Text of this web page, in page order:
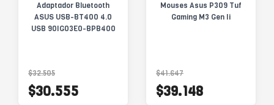
Adaptador Bluetooth
ASUS USB-BT400 4.0
USB 90IG03E0-BPB400
$32.505
$30.555
Mouses Asus P309 Tuf
Gaming M3 Gen Ii
$41.647
$39.148